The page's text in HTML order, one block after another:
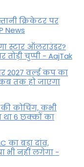
क्रिकेटर पर
News
स्टार ऑलराउंडर?
चुप्पी - AajTak
2027 वर्ल्ड कप का
तक हो जाएगा
की कोच‍िंग, कभी
था 6 छक्कों का
का बड़ा दांव,
भी नहीं लगेगा -